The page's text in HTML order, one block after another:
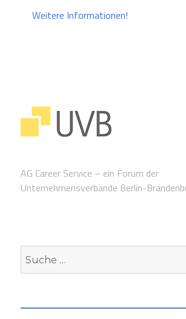
Weitere Informationen!
AG Career Service – ein Forum der
Unternehmensverbände Berlin-
Suche
nach: